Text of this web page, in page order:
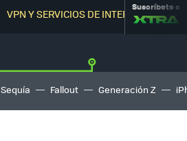
VPN Y SERVICIOS DE INTERNETSuscríbete a
Sequía Fallout Generación Z